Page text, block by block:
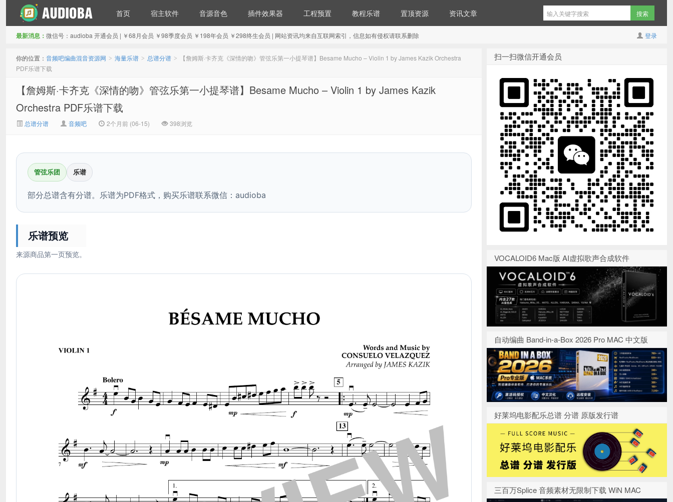
首页 宿主软件 音源音色 插件效果器 工程预置 教程乐谱 置顶资源 资讯文章
登录
最新消息： 微信号：audioba 开通会员 | ￥68月会员 ￥98季度会员 ￥198年会员 ￥298终生会员 | 网站资讯均来自互联网索引，信息如有侵权请联系删除
你的位置： 音频吧编曲混音资源网 > 海量乐谱 > 总谱分谱 >
【詹姆斯·卡齐克《深情的吻》管弦乐第一小提琴谱】Besame Mucho – Violin 1 by James Kazik Orchestra
PDF乐谱下载
【詹姆斯·卡齐克《深情的吻》管弦乐第一小提琴谱】Besame Mucho – Violin 1 by James Kazik
Orchestra PDF乐谱下载
总谱分谱 音频吧 2个月前 (06-15) 398浏览
管弦乐团 乐谱
部分总谱含有分谱。乐谱为PDF格式，购买乐谱联系微信：audioba
乐谱预览
来源商品第一页预览。
扫一扫微信开通会员
VOCALOID6 Mac版 AI虚拟歌声合成软件
自动编曲 Band-in-a-Box 2026 Pro MAC 中文版
好莱坞电影配乐总谱 分谱 原版发行谱
三百万Splice 音频素材无限制下载 WiN MAC